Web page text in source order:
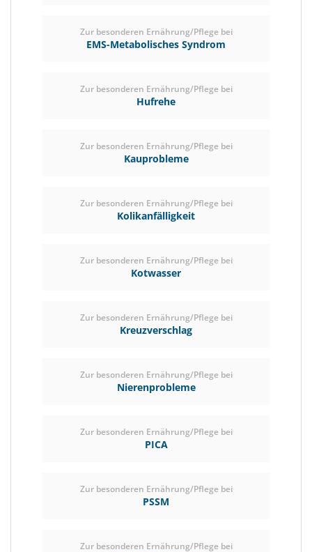
Zur besonderen Ernährung/Pflege bei
EMS-Metabolisches Syndrom
Zur besonderen Ernährung/Pflege bei
Hufrehe
Zur besonderen Ernährung/Pflege bei
Kauprobleme
Zur besonderen Ernährung/Pflege bei
Kolikanfälligkeit
Zur besonderen Ernährung/Pflege bei
Kotwasser
Zur besonderen Ernährung/Pflege bei
Kreuzverschlag
Zur besonderen Ernährung/Pflege bei
Nierenprobleme
Zur besonderen Ernährung/Pflege bei
PICA
Zur besonderen Ernährung/Pflege bei
PSSM
Zur besonderen Ernährung/Pflege bei